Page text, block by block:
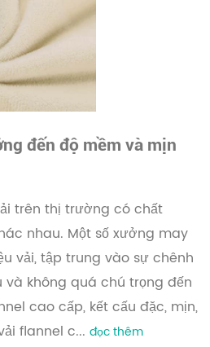
đến độ mềm và mịn
trên thị trường có chất
nhau. Một số xưởng may
vải, tập trung vào sự chênh
không quá chú trọng đến
cao cấp, kết cấu đặc, mịn,
flannel c... đọc thêm